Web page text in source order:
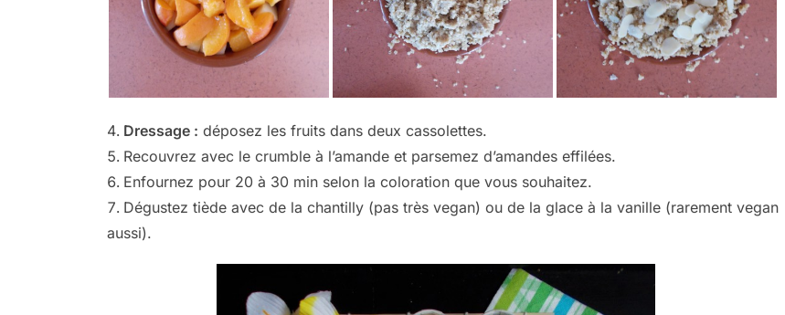
Dressage : déposez les fruits dans deux cassolettes.
Recouvrez avec le crumble à l’amande et parsemez d’amandes effilées.
Enfournez pour 20 à 30 min selon la coloration que vous souhaitez.
Dégustez tiède avec de la chantilly (pas très vegan) ou de la glace à la vanille (rarement vegan
aussi).